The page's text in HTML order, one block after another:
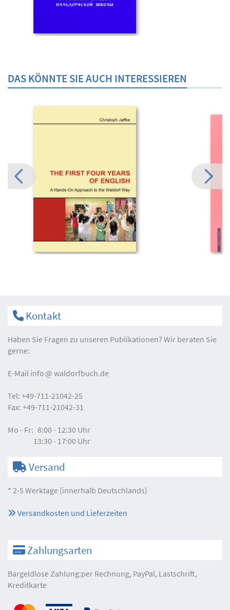
DAS KÖNNTE SIE AUCH INTERESSIEREN
Kontakt
Haben Sie Fragen zu unseren Publikationen? Wir beraten Sie
gerne:
E-Mail info waldorfbuch.de
Tel: +49-711-21042-25
Fax: +49-711-21042-31
Mo - Fr: 8:00 - 12:30 Uhr
13:30 - 17:00 Uhr
Versand
* 2-5 Werktage (innerhalb Deutschlands)
Versandkosten und Lieferzeiten
Zahlungsarten
Bargeldlose Zahlung:per Rechnung, PayPal, Lastschrift,
Kreditkarte